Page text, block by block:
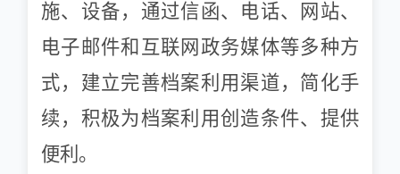
施、设备，通过信函、电话、网站、
电子邮件和互联网政务媒体等多种方
式，建立完善档案利用渠道，简化手
续，积极为档案利用创造条件、提供
便利。